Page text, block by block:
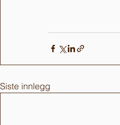
Siste innlegg